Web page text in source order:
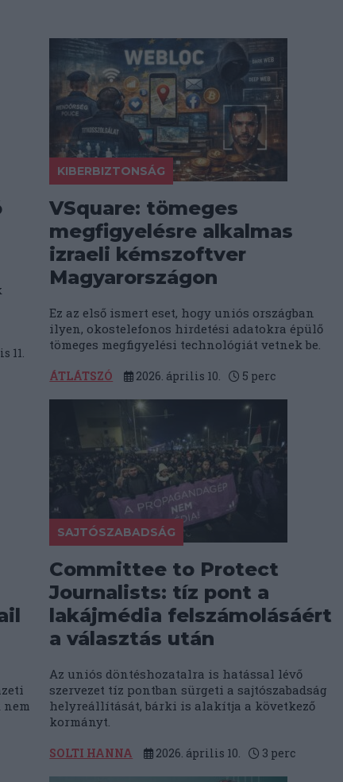
11.
KIBERBIZTONSÁG
VSquare: tömeges
megfigyelésre alkalmas
izraeli kémszoftver
Magyarországon
Ez az első ismert eset, hogy uniós országban
ilyen, okostelefonos hirdetési adatokra épülő
tömeges megfigyelési technológiát vetnek be.
ÁTLÁTSZÓ 2026. április 10. 5 perc
SAJTÓSZABADSÁG
Committee to Protect
Journalists: tíz pont a
lakájmédia felszámolásáért
a választás után
Az uniós döntéshozatalra is hatással lévő
szervezet tíz pontban sürgeti a sajtószabadság
helyreállítását, bárki is alakítja a következő
kormányt.
SOLTI HANNA 2026. április 10. 3 perc